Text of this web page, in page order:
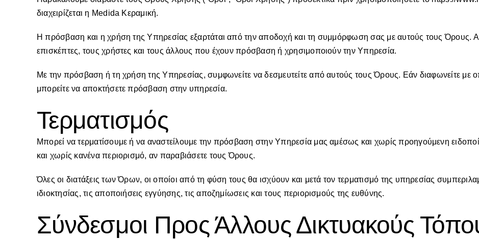
διαχειρίζεται η Medida Κεραμική.
Η πρόσβαση και η χρήση της Υπηρεσίας εξαρτάται από την αποδοχή και τη συμμόρφωση σας με αυτούς τους Όρους.
επισκέπτες, τους χρήστες και τους άλλους που έχουν πρόσβαση ή χρησιμοποιούν την Υπηρεσία.
Με την πρόσβαση ή τη χρήση της Υπηρεσίας, συμφωνείτε να δεσμευτείτε από αυτούς τους Όρους. Εάν διαφωνείτε με
μπορείτε να αποκτήσετε πρόσβαση στην υπηρεσία.
Τερματισμός
Μπορεί να τερματίσουμε ή να αναστείλουμε την πρόσβαση στην Υπηρεσία μας αμέσως και χωρίς προηγούμενη
και χωρίς κανένα περιορισμό, αν παραβιάσετε τους Όρους.
Όλες οι διατάξεις των Όρων, οι οποίοι από τη φύση τους θα ισχύουν και μετά τον τερματισμό της υπηρεσίας
ιδιοκτησίας, τις αποποιήσεις εγγύησης, τις αποζημίωσεις και τους περιορισμούς της ευθύνης.
Σύνδεσμοι Προς Άλλους Δικτυακούς